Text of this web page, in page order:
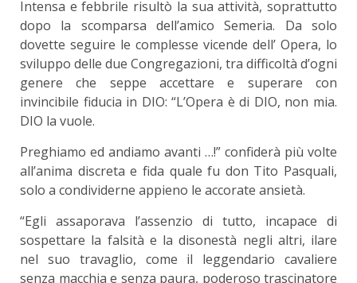
Intensa e febbrile risultò la sua attività, soprattutto
dopo la scomparsa dell’amico Semeria. Da solo
dovette seguire le complesse vicende dell’ Opera, lo
sviluppo delle due Congregazioni, tra difficoltà d’ogni
genere che seppe accettare e superare con
invincibile fiducia in DIO: “L’Opera è di DIO, non mia.
DIO la vuole.
Preghiamo ed andiamo avanti …!” confiderà più volte
all’anima discreta e fida quale fu don Tito Pasquali,
solo a condividerne appieno le accorate ansietà.
“Egli assaporava l’assenzio di tutto, incapace di
sospettare la falsità e la disonestà negli altri, ilare
nel suo travaglio, come il leggendario cavaliere
senza macchia e senza paura, poderoso trascinatore